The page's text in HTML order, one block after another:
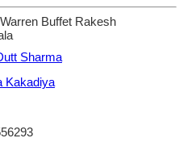
Buffet Rakesh
Sharma
Kakadiya